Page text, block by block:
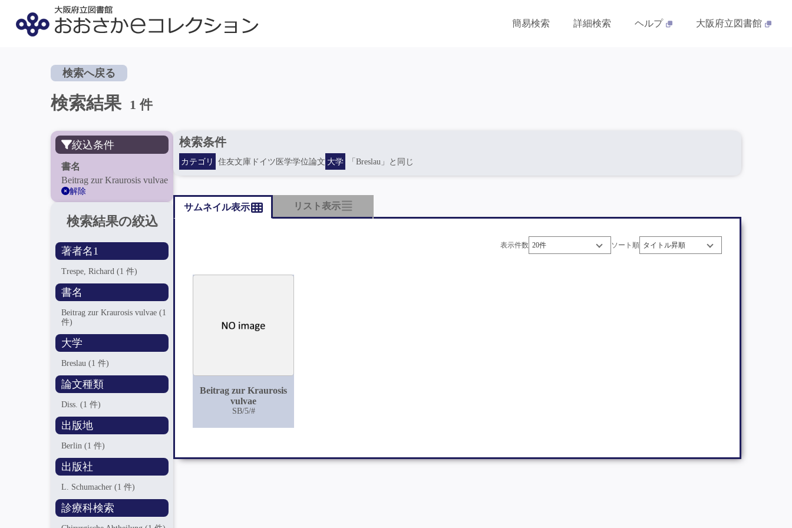
簡易検索 詳細検索 ヘルプ 大阪府立図書館
検索へ戻る
検索結果 1 件
絞込条件
書名
Beitrag zur Kraurosis vulvae
解除
検索結果の絞込
著者名1
Trespe, Richard(1 件)
書名
Beitrag zur Kraurosis vulvae(1
件)
大学
Breslau(1 件)
論文種類
Diss.(1 件)
出版地
Berlin(1 件)
出版社
L. Schumacher(1 件)
診療科検索
検索条件
カテゴリ 住友文庫ドイツ医学学位論文 大学 「Breslau」と同じ
サムネイル表示 リスト表示
表示件数 ソート順
Beitrag zur Kraurosis
vulvae
SB/5/#